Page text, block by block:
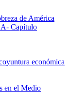
de América
Capítulo
económica
en el Medio